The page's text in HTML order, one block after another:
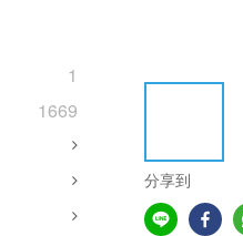
1
1669
分享到